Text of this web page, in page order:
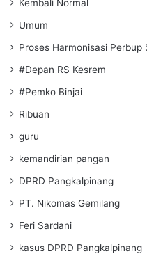
Kembali Normal
Umum
Proses Harmonisasi Perbup
#Depan RS Kesrem
#Pemko Binjai
Ribuan
guru
kemandirian pangan
DPRD Pangkalpinang
PT. Nikomas Gemilang
Feri Sardani
kasus DPRD Pangkalpinang